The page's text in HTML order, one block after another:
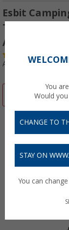
Esbit
Aluminium
Art.-Nr.: 736516
You
Would
CHANGE TO
STAY ON
You can